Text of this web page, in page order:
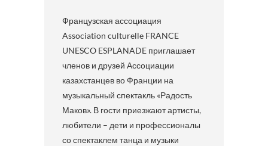
Французская ассоциация
Association culturelle FRANCE
UNESCO ESPLANADE приглашает
членов и друзей Ассоциации
казахстанцев во Франции на
музыкальный спектакль «Радость
Маков». В гости приезжают артисты,
любители – дети и профессионалы
со спектаклем танца и музыки